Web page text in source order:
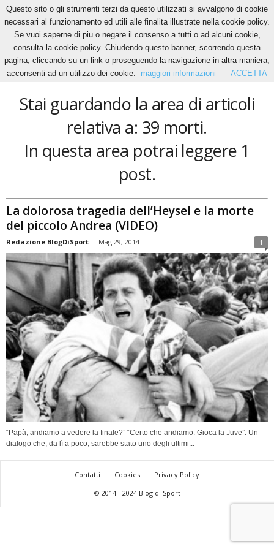
Home Tags 39 morti
39 morti
Stai guardando la area di articoli
relativa a: 39 morti.
In questa area potrai leggere 1
post.
La dolorosa tragedia dell’Heysel e la morte
del piccolo Andrea (VIDEO)
Redazione BlogDiSport - Mag 29, 2014 1
“Papà, andiamo a vedere la finale?” “Certo che andiamo. Gioca la Juve”. Un
dialogo che, da lì a poco, sarebbe stato uno degli ultimi...
Contatti Cookies
Privacy Policy
© 2014 - 2024 Blog di Sport
Questo sito o gli strumenti terzi da questo utilizzati si avvalgono di cookie
necessari al funzionamento ed utili alle finalita illustrate nella cookie policy.
Se vuoi saperne di piu o negare il consenso a tutti o ad alcuni cookie,
consulta la cookie policy. Chiudendo questo banner, scorrendo questa
pagina, cliccando su un link o proseguendo la navigazione in altra maniera,
acconsenti ad un utilizzo dei cookie.
maggiori informazioni ACCETTA